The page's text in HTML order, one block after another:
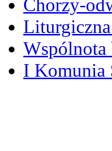
Chorzy-
Liturgiczna
I Komunia